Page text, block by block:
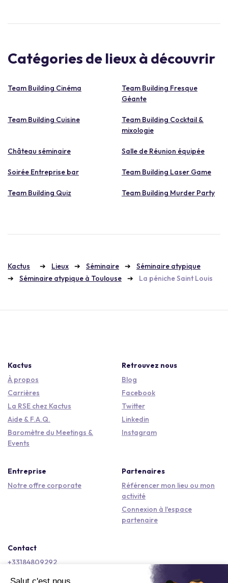
Catégories de lieux à découvrir
Team Building Cinéma
Team Building Fresque
Géante
Team Building Cuisine
Team Building Cocktail &
mixologie
Château séminaire Salle de Réunion équipée
Soirée Entreprise bar Team Building Laser Game
Team Building Quiz Team Building Murder Party
Kactus Lieux Séminaire
Séminaire atypique
Séminaire atypique à Toulouse
La péniche Saint Louis
Kactus
À propos
Carrières
La RSE chez Kactus
Aide & F.A.Q.
Baromètre du Meetings &
Events
Retrouvez nous
Blog
Facebook
Twitter
Linkedin
Instagram
Entreprise
Notre offre corporate
Partenaires
Référencer mon lieu ou mon
activité
Connexion à l'espace
partenaire
Contact
+33184809292